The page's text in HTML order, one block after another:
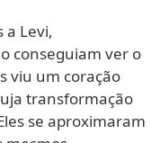
a Levi,
conseguiam ver o
viu um coração
transformação
se aproximaram